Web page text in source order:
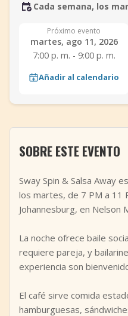
Añadir evento
Cada semana, los
Próximo evento
martes, ago 11, 2026
7:00 p. m. - 9:00 p. m.
Añadir al calendario
SOBRE ESTE EVENTO
Sway Spin & Salsa Away
los martes, de 7 PM a 11
Johannesburg, en Nelson
La noche ofrece baile
requiere pareja, y
experiencia son
El café sirve comida
hamburguesas,